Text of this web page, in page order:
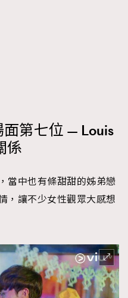
面第七位 — Louis
係
當中也有條甜甜的姊弟戀
，讓不少女性觀眾大感想